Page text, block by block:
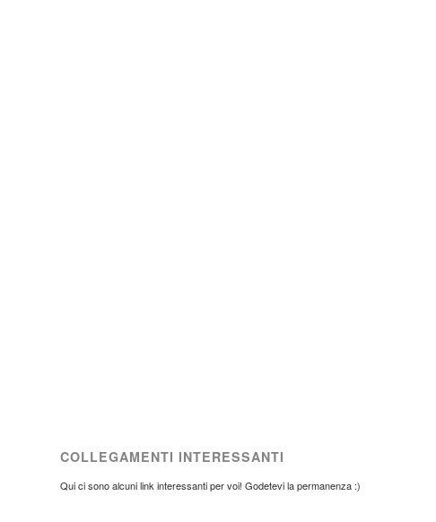
COLLEGAMENTI INTERESSANTI
Qui ci sono alcuni link interessanti per voi! Godetevi la permanenza :)